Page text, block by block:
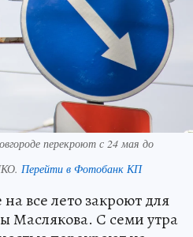
перекроют с 24 мая до
Перейти в Фотобанк КП
все лето закроют для
Маслякова. С семи утра